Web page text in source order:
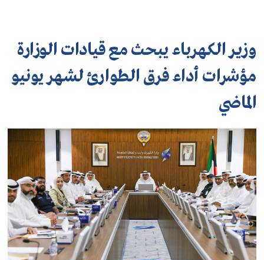
وزير الكهرباء يبحث مع قيادات الوزارة
مؤشرات أداء فرق الطوارئ لشهر يونيو
الماضي